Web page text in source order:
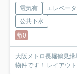
電気有 エレベー
公共下水
敷0
大阪メトロ長堀鶴見
物件です！ レイアウ